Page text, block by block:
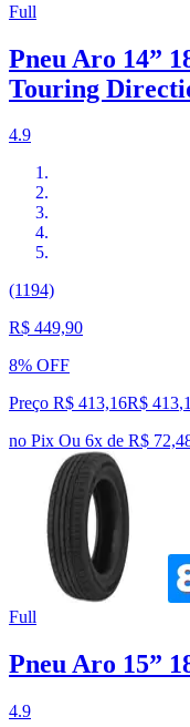
Full
Pneu Aro 14”
Touring
4.9
(1194)
R$ 449,90
8% OFF
Preço R$ 413,16R$ 413,
no Pix Ou 6x de R$
Full
Pneu Aro 15”
4.9